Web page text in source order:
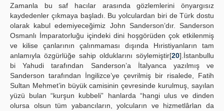
Zamanla bu saf hacılar arasında gözlemlerini önyargısız
kaydedenler çıkmaya başladı. Bu yolculardan biri de Türk dostu
olarak kabul edemiyeceğimiz John Sanderson’dır. Sanderson
Osmanlı İmparatorluğu içindeki dini hoşgörüden çok etkilenmiş
ve kilise çanlarının çalınmaması dışında Hıristiyanların tam
anlamıyla özgürlüğe sahip olduklarını söylemiştir[20].İstanbullu
bi Yahudi tarafından Sanderson’a İtalyanca yazılmış ve
Sanderson tarafından İngilizce’ye çevrilmiş bir risalede, Fatih
Sultan Mehmet’in büyük camisinin çevresinde kurulmuş, sayılan
yüzü bulan “kurşun kubbeli” hanlarda “hangi ulus ve dinden
olursa olsun tüm yabancıların, yolcuların ve hizmetlârlan da